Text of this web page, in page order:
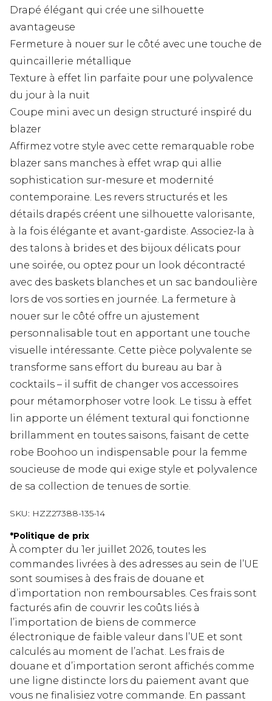
Drapé élégant qui crée une silhouette
avantageuse
Fermeture à nouer sur le côté avec une touche de
quincaillerie métallique
Texture à effet lin parfaite pour une polyvalence
du jour à la nuit
Coupe mini avec un design structuré inspiré du
blazer
Affirmez votre style avec cette remarquable robe
blazer sans manches à effet wrap qui allie
sophistication sur-mesure et modernité
contemporaine. Les revers structurés et les
détails drapés créent une silhouette valorisante,
à la fois élégante et avant-gardiste. Associez-la à
des talons à brides et des bijoux délicats pour
une soirée, ou optez pour un look décontracté
avec des baskets blanches et un sac bandoulière
lors de vos sorties en journée. La fermeture à
nouer sur le côté offre un ajustement
personnalisable tout en apportant une touche
visuelle intéressante. Cette pièce polyvalente se
transforme sans effort du bureau au bar à
cocktails – il suffit de changer vos accessoires
pour métamorphoser votre look. Le tissu à effet
lin apporte un élément textural qui fonctionne
brillamment en toutes saisons, faisant de cette
robe Boohoo un indispensable pour la femme
soucieuse de mode qui exige style et polyvalence
de sa collection de tenues de sortie.
SKU: HZZ27388-135-14
*Politique de prix
À compter du 1er juillet 2026, toutes les
commandes livrées à des adresses au sein de l’UE
sont soumises à des frais de douane et
d’importation non remboursables. Ces frais sont
facturés afin de couvrir les coûts liés à
l’importation de biens de commerce
électronique de faible valeur dans l’UE et sont
calculés au moment de l’achat. Les frais de
douane et d’importation seront affichés comme
une ligne distincte lors du paiement avant que
vous ne finalisiez votre commande. En passant